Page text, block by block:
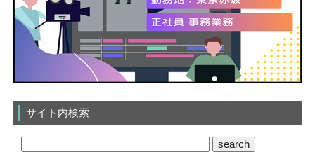
サイト内検索